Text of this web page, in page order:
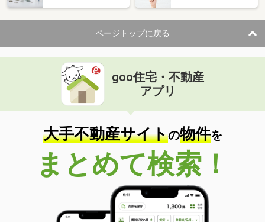
住 所
山口県岩国市玖珂町
専有面積 42.98m²
間取り
2DK
山口県下関市富任町６丁目
価 格
住 所
山口県下関市富任町６丁目
専有面積 59.13m²
間取り
3DK
山口県岩国市装束町１丁目
価 格
5.50万円
山口県岩国市装束町１丁目
48.52m²
間取り
3DK
ページトップに戻る
goo住宅・不動産
アプリ
大手不動産サイトの物件を
まとめて検索！